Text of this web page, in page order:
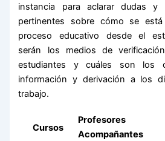
instancia para aclarar dudas y
pertinentes sobre cómo se
proceso educativo desde el
serán los medios de
estudiantes y cuáles son los
información y derivación a los
trabajo.
Cursos
Profesores
Acompañantes